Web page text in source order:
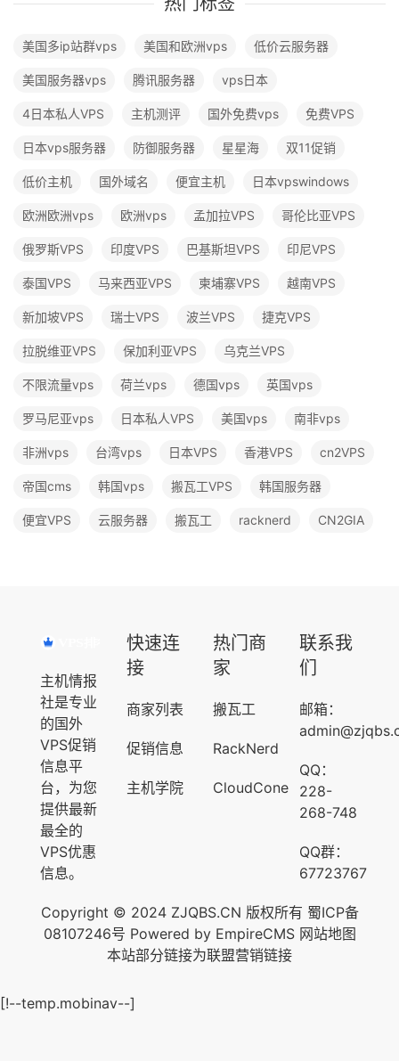
美国多ip站群vps 美国和欧洲vps 低价云服务器
美国服务器vps 腾讯服务器 vps日本
4日本私人VPS 主机测评 国外免费vps 免费VPS
日本vps服务器 防御服务器 星星海 双11促销
低价主机 国外域名 便宜主机 日本vpswindows
欧洲欧洲vps 欧洲vps 孟加拉VPS 哥伦比亚VPS
俄罗斯VPS 印度VPS 巴基斯坦VPS 印尼VPS
泰国VPS 马来西亚VPS 柬埔寨VPS 越南VPS
新加坡VPS 瑞士VPS 波兰VPS 捷克VPS
拉脱维亚VPS 保加利亚VPS 乌克兰VPS
不限流量vps 荷兰vps 德国vps 英国vps
罗马尼亚vps 日本私人VPS 美国vps 南非vps
非洲vps 台湾vps 日本VPS 香港VPS cn2VPS
帝国cms 韩国vps 搬瓦工VPS 韩国服务器
便宜VPS 云服务器 搬瓦工 racknerd CN2GIA
主机情报
社是专业
的国外
VPS促销
信息平
台，为您
提供最新
最全的
VPS优惠
信息。
快速连
接
商家列表
促销信息
主机学院
热门商
家
搬瓦工
RackNerd
CloudCone
联系我
们
邮箱：
QQ：
228-
268-748
QQ群：
67723767
Copyright © 2024 ZJQBS.CN 版权所有 蜀ICP备
08107246号 Powered by EmpireCMS 网站地图
本站部分链接为联盟营销链接
[!--temp.mobinav--]